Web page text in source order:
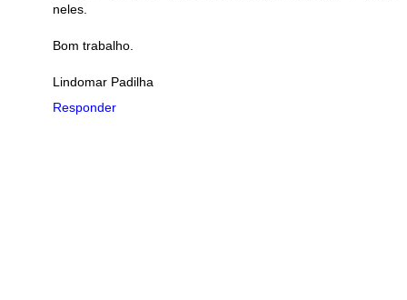
neles.
Bom trabalho.
Lindomar Padilha
Responder